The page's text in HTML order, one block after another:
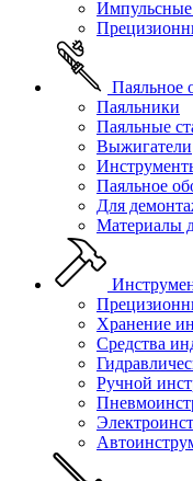
Паяльное
Паяльники
Паяльные
Выжигатели
Паяльное
Для
Материалы
Хранение
Средства
Ручной